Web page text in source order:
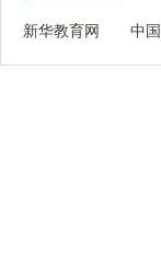
新华教育网 中